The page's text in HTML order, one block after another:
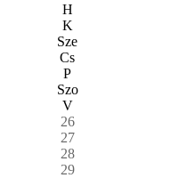
H
K
Sze
Cs
P
Szo
V
26
27
28
29